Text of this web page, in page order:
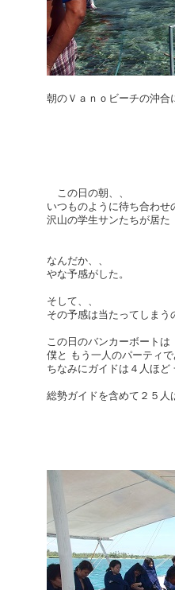
朝のＶａｎｏビーチの沖合
この日の朝、、
いつものように待ち合わ
沢山の学生サンたちが居
なんだか、、
やな予感がした。
そして、、
その予感は当たってしまう
この日のバンカーボート
僕と もう一人のパーティ
ちなみにガイドは４人ほ
総勢ガイドを含めて２５人